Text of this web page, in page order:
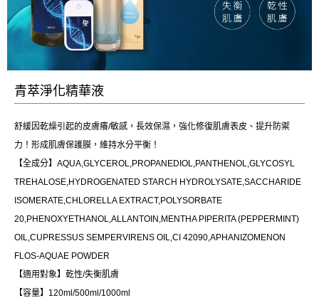
青萃淨化精華液
舒緩因乾燥引起的皮膚癢/敏感，長效保濕，強化修復肌膚表皮、提升防禦
力！形成肌膚保護膜，維持水分平衡！
【全成分】AQUA,GLYCEROL,PROPANEDIOL,PANTHENOL,GLYCOSYL
TREHALOSE,HYDROGENATED STARCH HYDROLYSATE,SACCHARIDE
ISOMERATE,CHLORELLA EXTRACT,POLYSORBATE
20,PHENOXYETHANOL,ALLANTOIN,MENTHA PIPERITA (PEPPERMINT)
OIL,CUPRESSUS SEMPERVIRENS OIL,CI 42090,APHANIZOMENON
FLOS-AQUAE POWDER
【適用對象】乾性/失衡肌膚
【容量】120ml/500ml/1000ml